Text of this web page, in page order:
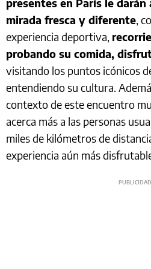
mirada fresca y diferente,
experiencia deportiva,
probando su comida,
visitando los puntos icónicos
entendiendo su cultura.
contexto de este encuentro
acerca más a las personas
miles de kilómetros de
experiencia aún más